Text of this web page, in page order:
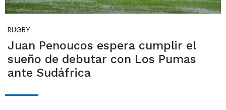
RUGBY
Juan Penoucos espera cumplir el
sueño de debutar con Los Pumas
ante Sudáfrica